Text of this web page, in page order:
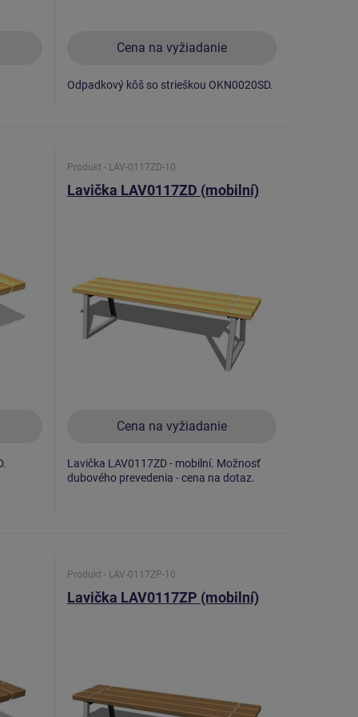
Cena na vyžiadanie
Odpadkový kôš so strieškou OKN0020SD.
Produkt - LAV-0117ZD-10
Lavička LAV0117ZD (mobilní)
Cena na vyžiadanie
Lavička LAV0117ZD - mobilní. Možnosť
dubového prevedenia - cena na dotaz.
Produkt - LAV-0117ZP-10
Lavička LAV0117ZP (mobilní)